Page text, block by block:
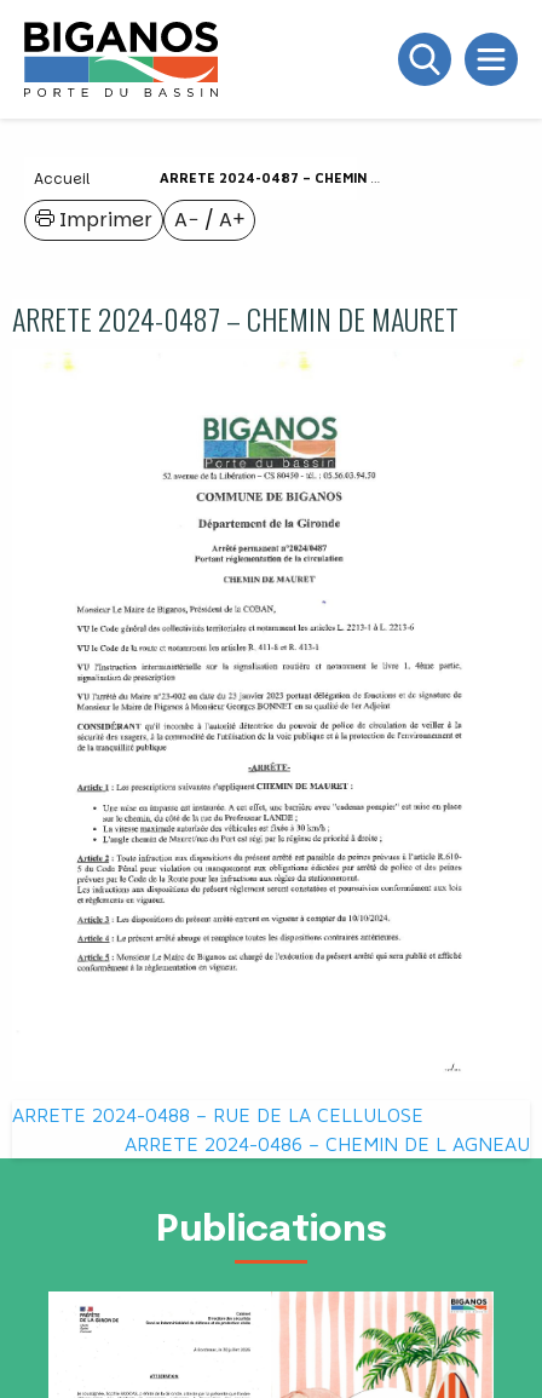
Accueil ARRETE 2024-0487 – CHEMIN DE MAURET
A− / A+
Imprimer
ARRETE 2024-0487 – CHEMIN DE MAURET
Navigation
de
ARRETE 2024-0488 – RUE DE LA CELLULOSE
ARRETE 2024-0486 – CHEMIN DE L AGNEAU
Publications